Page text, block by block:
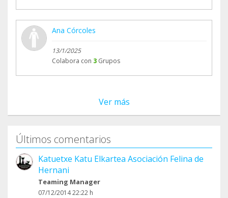
Ana Córcoles
13/1/2025
Colabora con 3 Grupos
Ver más
Últimos comentarios
Katuetxe Katu Elkartea Asociación Felina de
Hernani
Teaming Manager
07/12/2014 22:22 h